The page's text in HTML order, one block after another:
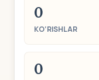
0
KO‘RISHLAR
0